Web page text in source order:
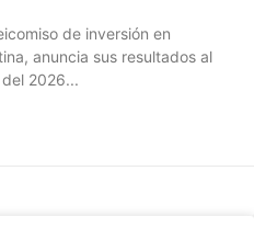
de inversión en
anuncia sus resultados al
2026...